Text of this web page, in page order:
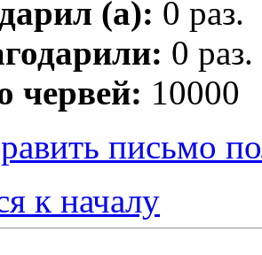
(а): 0 раз.
0 раз.
червей: 10000
письмо
к началу